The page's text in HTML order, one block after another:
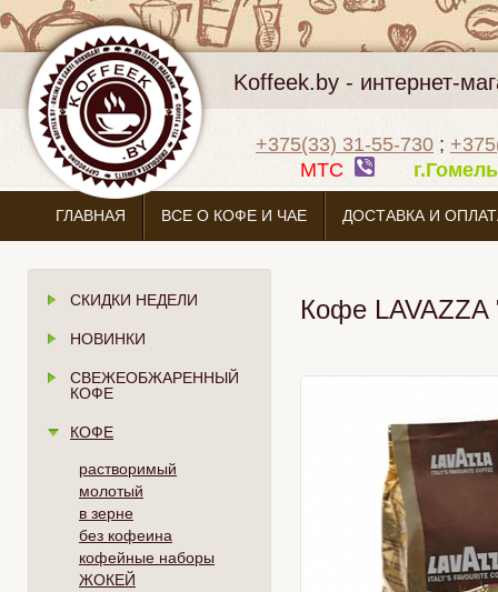
Koffeek.by - интернет-
+375(33) 31-55-730 ;
МТС
ГЛАВНАЯ ВСЕ О КОФЕ И ЧАЕ ДОСТАВКА И
СКИДКИ НЕДЕЛИ
НОВИНКИ
СВЕЖЕОБЖАРЕННЫЙ
КОФЕ
КОФЕ
растворимый
молотый
в зерне
без кофеина
кофейные наборы
ЖОКЕЙ
Кофе LAVAZZA